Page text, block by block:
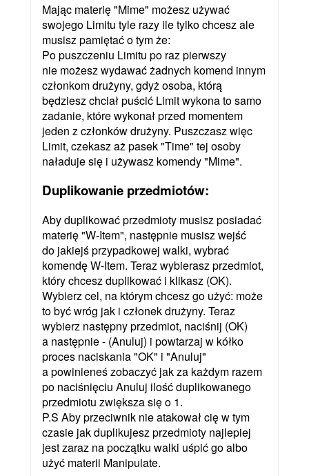
Mając materię "Mime" możesz używać
swojego Limitu tyle razy ile tylko chcesz ale
musisz pamiętać o tym że:
Po puszczeniu Limitu po raz pierwszy
nie możesz wydawać żadnych komend innym
członkom drużyny, gdyż osoba, którą
będziesz chciał puścić Limit wykona to samo
zadanie, które wykonał przed momentem
jeden z członków drużyny. Puszczasz więc
Limit, czekasz aż pasek "Time" tej osoby
naładuje się i używasz komendy "Mime".
Duplikowanie przedmiotów:
Aby duplikować przedmioty musisz posiadać
materię "W-Item", następnie musisz wejść
do jakiejś przypadkowej walki, wybrać
komendę W-Item. Teraz wybierasz przedmiot,
który chcesz duplikować i klikasz (OK).
Wybierz cel, na którym chcesz go użyć: może
to być wróg jak i członek drużyny. Teraz
wybierz następny przedmiot, naciśnij (OK)
a następnie - (Anuluj) i powtarzaj w kółko
proces naciskania "OK" i "Anuluj"
a powinieneś zobaczyć jak za każdym razem
po naciśnięciu Anuluj ilość duplikowanego
przedmiotu zwiększa się o 1.
P.S Aby przeciwnik nie atakował cię w tym
czasie jak duplikujesz przedmioty najlepiej
jest zaraz na początku walki uśpić go albo
użyć materii Manipulate.